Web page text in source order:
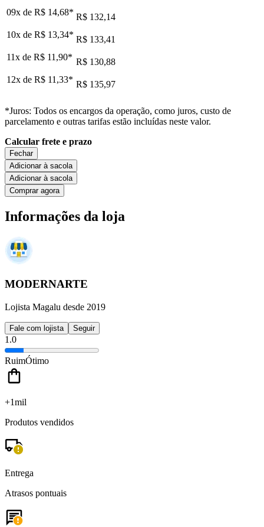
09x de R$ 14,68* R$ 132,14
10x de R$ 13,34* R$ 133,41
11x de R$ 11,90* R$ 130,88
12x de R$ 11,33* R$ 135,97
*Juros: Todos os encargos da operação, como juros, custo de
parcelamento e outras tarifas estão incluídas neste valor.
Calcular frete e prazo
Fechar
Adicionar à sacola
Adicionar à sacola
Comprar agora
Informações da loja
MODERNARTE
Lojista Magalu desde 2019
Fale com lojista Seguir
1.0
RuimÓtimo
+1mil
Produtos vendidos
Entrega
Atrasos pontuais